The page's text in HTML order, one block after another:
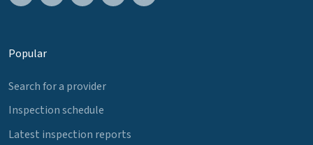
Popular
Search for a provider
Inspection schedule
Latest inspection reports